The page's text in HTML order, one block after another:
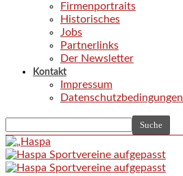
Firmenportraits
Historisches
Jobs
Partnerlinks
Der Newsletter
Kontakt
Impressum
Datenschutzbedingungen